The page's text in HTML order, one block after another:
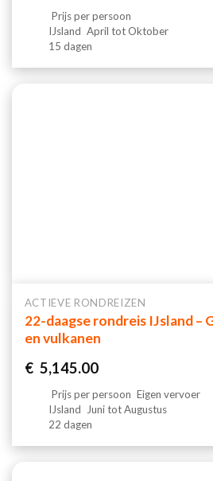
Prijs per persoon
IJsland April tot Oktober
15 dagen
ACTIEVE RONDREIZEN
22-daagse rondreis IJsland –
en vulkanen
€ 5,145.00
Prijs per persoon Eigen vervoer
IJsland
Juni tot Augustus
22 dagen